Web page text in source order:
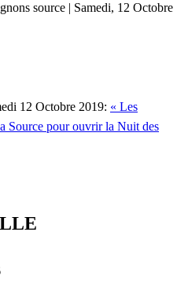
source | Samedi, 12 Octobre
12 Octobre 2019: « Les
Source pour ouvrir la Nuit des